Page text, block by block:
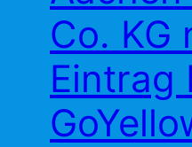
Co. KG
Eintrag